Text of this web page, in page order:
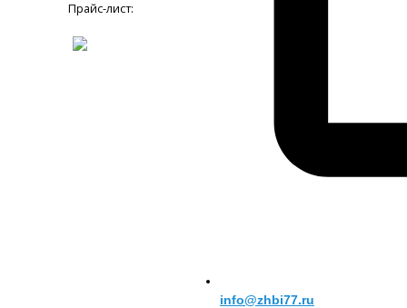
Прайс-лист:
info@zhbi77.ru